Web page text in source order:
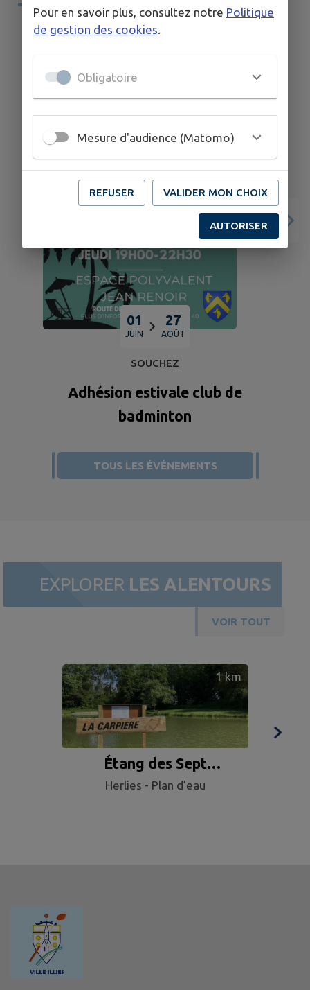
TERRITOIRE
01
JUIN
27
AOÛT
SOUCHEZ
Adhésion estivale club de
badminton
TOUS LES ÉVÉNEMENTS
EXPLORER LES ALENTOURS
VOIR TOUT
1 km
Étang des Sept
Fontaines
Herlies - Plan d’eau
Pour en savoir plus, consultez notre Politique
de gestion des cookies.
Obligatoire
Mesure d'audience (Matomo)
REFUSER VALIDER MON CHOIX
AUTORISER